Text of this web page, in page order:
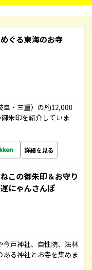
ぐる東海のお寺
阜・三重）の約12,000
朱印を紹介していま
詳細を見る
この御朱印＆お守り
にゃんさんぽ
戸神社、自性院、法林
る神社とお寺を集めま